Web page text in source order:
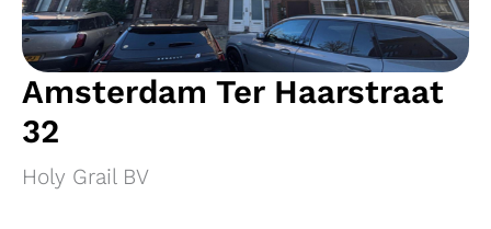
Amsterdam Ter Haarstraat
32
Holy Grail BV